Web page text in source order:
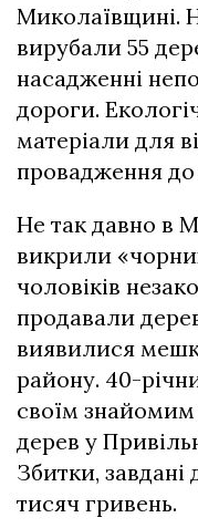
Миколаївщині.
вирубали 55
насадженні
дороги.
матеріали для
провадження до
Не так давно в
викрили
чоловіків
продавали
виявилися
району. 40-
своїм
дерев у
Збитки,
тисяч гривень.